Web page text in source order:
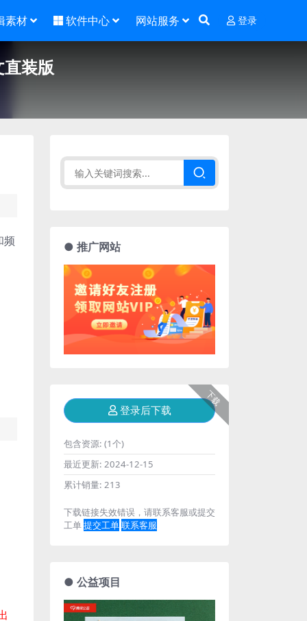
素材 软件中心 网站服务 登录
装版
频 ● 推广网站
下载
登录后下载
包含资源: (1个)
最近更新: 2024-12-15
累计销量: 213
下载链接失效错误，请联系客服或提交
工单提交工单联系客服
● 公益项目